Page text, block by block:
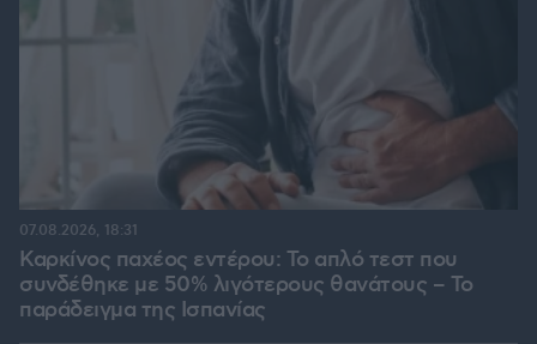
Καρκίνος παχέος εντέρου: Το απλό τεστ που
συνδέθηκε με 50% λιγότερους θανάτους – Το
παράδειγμα της Ισπανίας
07.08.2026, 18:31